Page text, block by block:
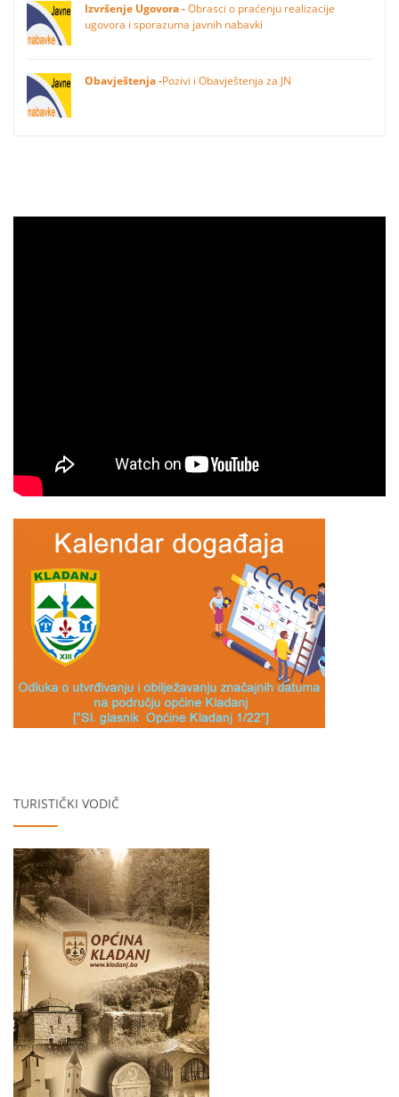
Izvršenje Ugovora -Obrasci o praćenju realizacije
ugovora i sporazuma javnih nabavki
Obavještenja -Pozivi i Obavještenja za JN
TURISTIČKI VODIČ